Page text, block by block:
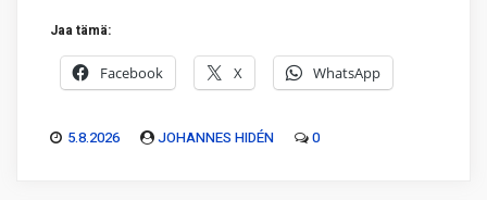
Jaa tämä:
Facebook X WhatsApp
5.8.2026 JOHANNES HIDÉN 0